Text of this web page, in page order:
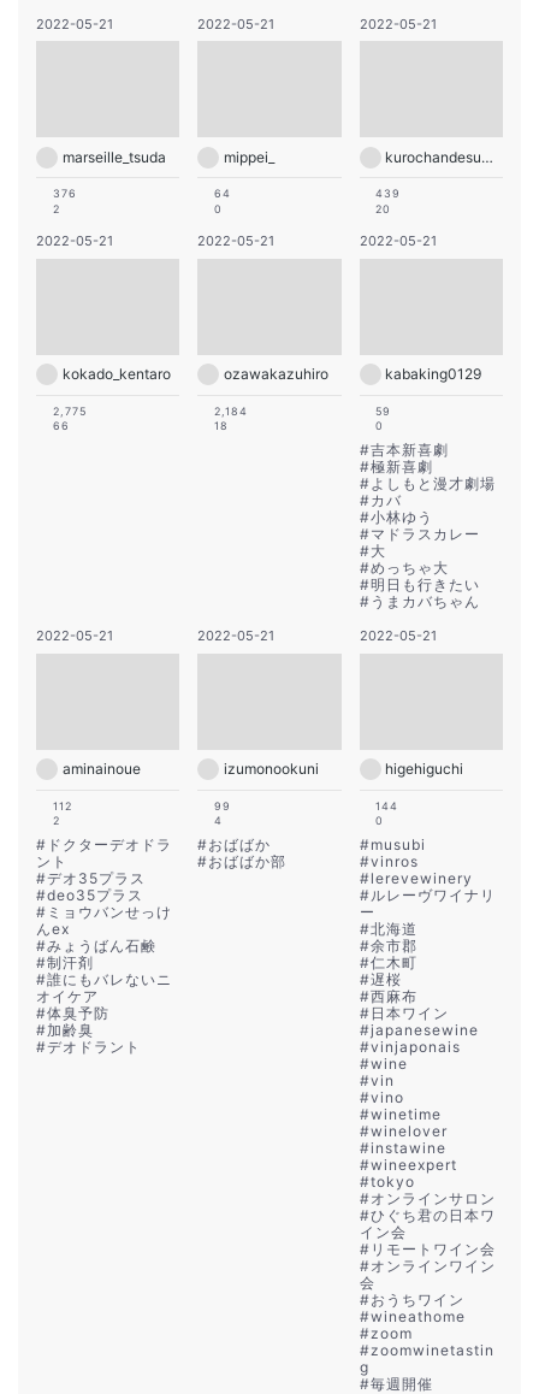
2022-05-21
marseille_tsuda
376
2
2022-05-21
mippei_
64
0
2022-05-21
kurochandesuwawa
439
20
2022-05-21
kokado_kentaro
2,775
66
2022-05-21
ozawakazuhiro
2,184
18
2022-05-21
kabaking0129
59
0
#吉本新喜劇
#極新喜劇
#よしもと漫才劇場
#カバ
#小林ゆう
#マドラスカレー
#大
#めっちゃ大
#明日も行きたい
# うまカバちゃん
2022-05-21
aminainoue
112
2
# ドクターデオドラ
ント
#デオ35プラス
#deo35プラス
# ミョウバンせっけ
んex
#みょうばん石鹸
#制汗剤
#誰にもバレないニ
オイケア
#体臭予防
#加齢臭
#デオドラント
2022-05-21
izumonookuni
99
4
#おばばか
#おばばか部
2022-05-21
higehiguchi
144
0
#musubi
#vinros
#lerevewinery
#ルレーヴワイナリ
ー
#北海道
#余市郡
#仁木町
#遅桜
#西麻布
# 日本ワイン
#japanesewine
#vinjaponais
#wine
#vin
#vino
#winetime
#winelover
#instawine
#wineexpert
#tokyo
#オンラインサロン
#ひぐち君の日本ワ
イン会
# リモートワイン会
#オンラインワイン
会
#おうちワイン
#wineathome
#zoom
#zoomwinetastin
g
#毎週開催